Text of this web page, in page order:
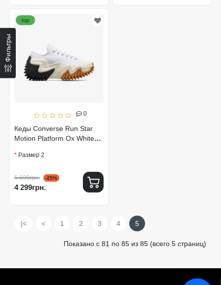
Фильтры
0
Кеды Converse Run Star
Motion Platform Ox White
top
Размер 2
5 699грн. -25%
4 299грн.
|< < 1 2 3 4 5
Показано с 81 по 85 из 85 (всего 5 страниц)